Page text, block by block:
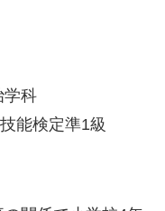
学科
能検定準1級